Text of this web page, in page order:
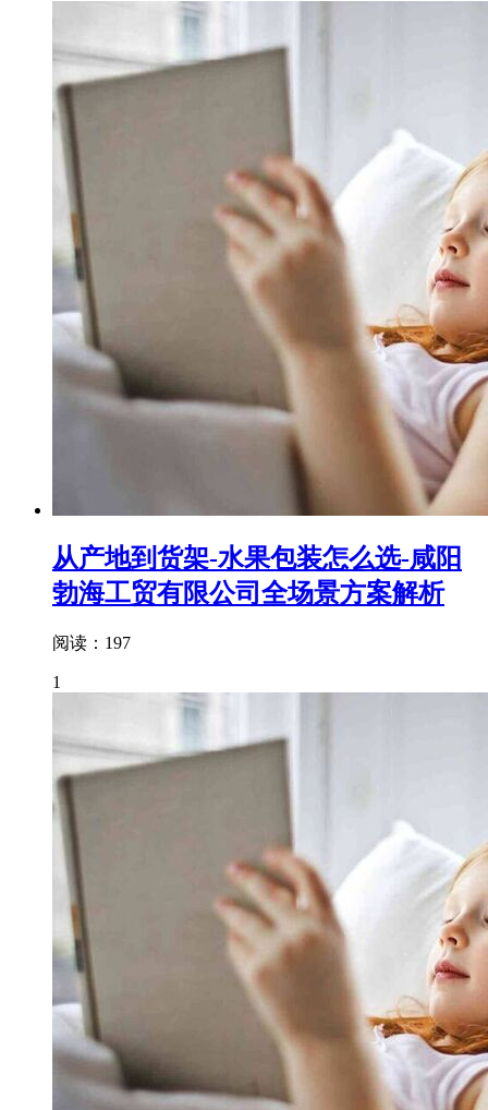
从产地到货架-水果包装怎么选-咸阳
勃海工贸有限公司全场景方案解析
阅读：197
1